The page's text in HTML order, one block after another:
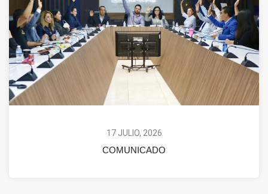
17 JULIO, 2026
COMUNICADO